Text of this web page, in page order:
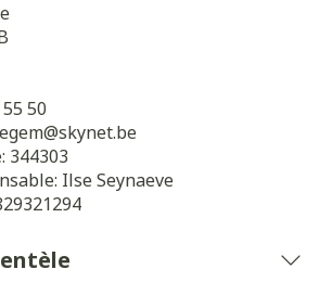
50
skynet.be
344303
Ilse Seynaeve